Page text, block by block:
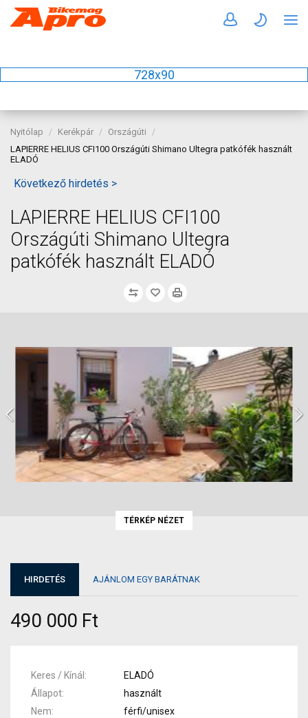
728x90
Nyitólap Kerékpár
Országúti
LAPIERRE HELIUS CFI100 Országúti Shimano Ultegra patkófék használt
ELADÓ
Következő hirdetés >
LAPIERRE HELIUS CFI100
Országúti Shimano Ultegra
patkófék használt ELADÓ
TÉRKÉP NÉZET
HIRDETÉS AJÁNLOM EGY BARÁTNAK
490 000 Ft
Keres / Kínál
ELADÓ
Állapot
használt
Nem
férfi/unisex